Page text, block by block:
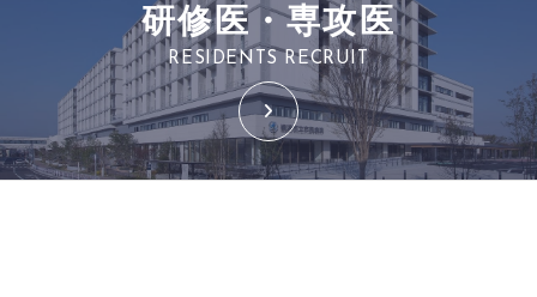
研修医・専攻医
RESIDENTS RECRUIT